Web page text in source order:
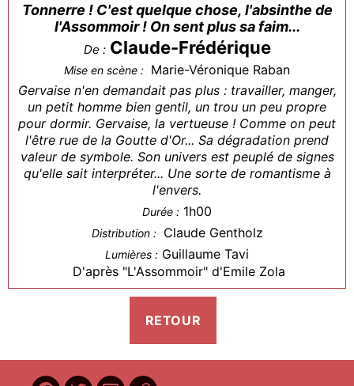
Tonnerre ! C'est quelque chose, l'absinthe de
l'Assommoir ! On sent plus sa faim...
De : Claude-Frédérique
Mise en scène : Marie-Véronique Raban
Gervaise n'en demandait pas plus : travailler, manger,
un petit homme bien gentil, un trou un peu propre
pour dormir. Gervaise, la vertueuse ! Comme on peut
l'être rue de la Goutte d'Or... Sa dégradation prend
valeur de symbole. Son univers est peuplé de signes
qu'elle sait interpréter... Une sorte de romantisme à
l'envers.
Durée : 1h00
Distribution : Claude Gentholz
Lumières : Guillaume Tavi
D'après "L'Assommoir" d'Emile Zola